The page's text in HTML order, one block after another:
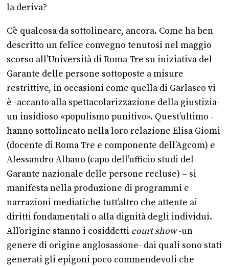
la deriva?
C’è qualcosa da sottolineare, ancora. Come ha ben
descritto un felice convegno tenutosi nel maggio
scorso all’Università di Roma Tre su iniziativa del
Garante delle persone sottoposte a misure
restrittive, in occasioni come quella di Garlasco vi
è -accanto alla spettacolarizzazione della giustizia-
un insidioso «populismo punitivo». Quest’ultimo -
hanno sottolineato nella loro relazione Elisa Giomi
(docente di Roma Tre e componente dell’Agcom) e
Alessandro Albano (capo dell’ufficio studi del
Garante nazionale delle persone recluse) – si
manifesta nella produzione di programmi e
narrazioni mediatiche tutt’altro che attente ai
diritti fondamentali o alla dignità degli individui.
All’origine stanno i cosiddetti court show-un
genere di origine anglosassone- dai quali sono stati
generati gli epigoni poco commendevoli che